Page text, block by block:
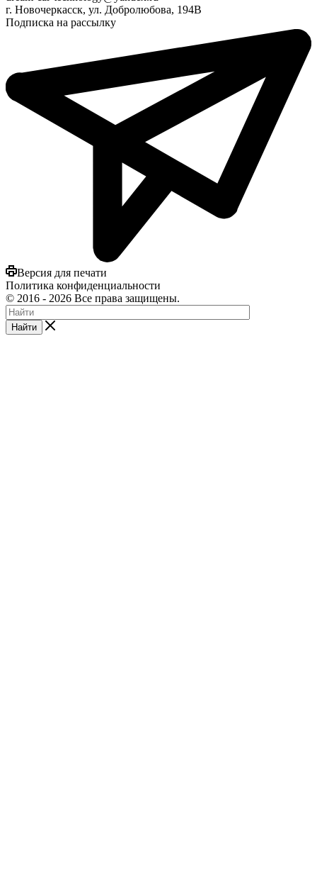
г. Новочеркасск, ул. Добролюбова, 194В
Подписка на рассылку
Версия для печати
Политика конфиденциальности
© 2016 - 2026 Все права защищены.
Найти